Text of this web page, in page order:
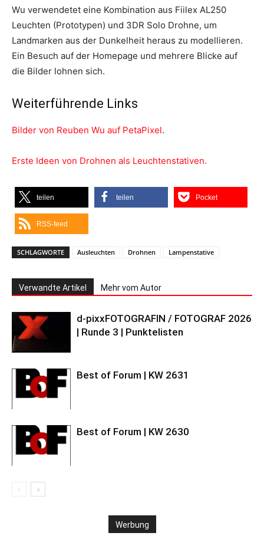
Wu verwendetet eine Kombination aus Fiilex AL250
Leuchten (Prototypen) und 3DR Solo Drohne, um
Landmarken aus der Dunkelheit heraus zu modellieren.
Ein Besuch auf der Homepage und mehrere Blicke auf
die Bilder lohnen sich.
Weiterführende Links
Bilder von Reuben Wu auf PetaPixel.
Erste Ideen von Drohnen als Leuchtenstativen.
teilen teilen Pocket
RSS-feed
SCHLAGWORTE Ausleuchten Drohnen Lampenstative
Verwandte Artikel Mehr vom Autor
d-pixxFOTOGRAFIN / FOTOGRAF 2026
| Runde 3 | Punktelisten
Best of Forum | KW 2631
Best of Forum | KW 2630
Werbung